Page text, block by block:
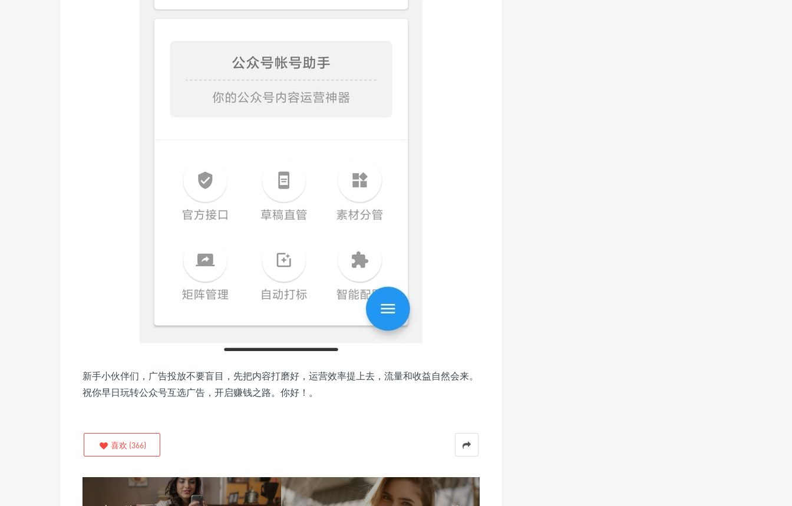
新手小伙伴们，广告投放不要盲目，先把内容打磨好，运营效率提上去，流量和收益自然会来。
祝你早日玩转公众号互选广告，开启赚钱之路。你好！。
喜欢 (366)